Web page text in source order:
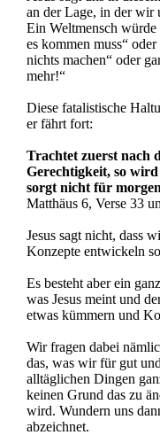
an der Lage, in der wir
Ein Weltmensch
es kommen muss“
nichts machen“ oder
mehr!“
Diese fatalistische
er fährt fort:
Trachtet zuerst nach
Gerechtigkeit, so
sorgt nicht für
Matthäus 6, Verse 33
Jesus sagt nicht, dass
Konzepte entwickeln
Es besteht aber ein
was Jesus meint und
etwas kümmern und
Wir fragen dabei
das, was wir für gut
alltäglichen Dingen
keinen Grund das zu
wird. Wundern uns
abzeichnet.